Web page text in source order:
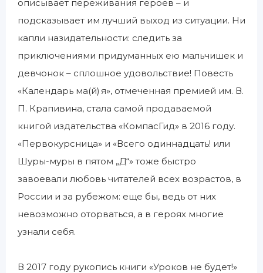
описывает переживания героев – и
подсказывает им лучший выход из ситуации. Ни
капли назидательности: следить за
приключениями придуманных ею мальчишек и
девчонок – сплошное удовольствие! Повесть
«Календарь ма(й) я», отмеченная премией им. В.
П. Крапивина, стала самой продаваемой
книгой издательства «КомпасГид» в 2016 году.
«Первокурсница» и «Всего одиннадцать! или
Шуры-муры в пятом „Д“» тоже быстро
завоевали любовь читателей всех возрастов, в
России и за рубежом: еще бы, ведь от них
невозможно оторваться, а в героях многие
узнали себя.
В 2017 году рукопись книги «Уроков не будет!»